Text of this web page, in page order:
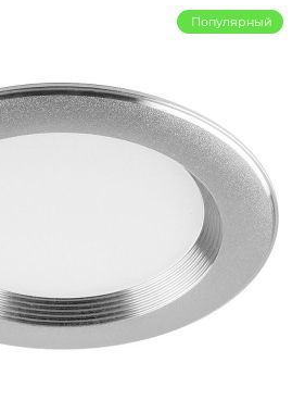
Популярный